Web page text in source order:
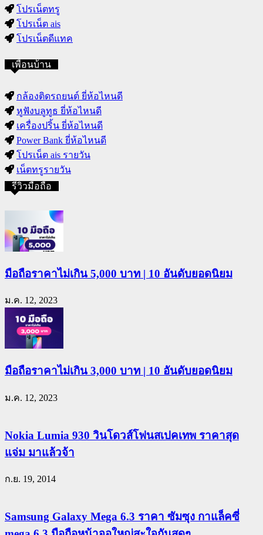
โปรเน็ตทรู
โปรเน็ต ais
โปรเน็ตดีแทค
เพื่อนบ้าน
กล้องติดรถยนต์ ยี่ห้อไหนดี
หูฟังบลูทูธ ยี่ห้อไหนดี
เครื่องปริ้น ยี่ห้อไหนดี
Power Bank ยี่ห้อไหนดี
โปรเน็ต ais รายวัน
เน็ตทรูรายวัน
รีวิวมือถือ
มือถือราคาไม่เกิน 5,000 บาท | 10 อันดับยอดนิยม
ม.ค. 12, 2023
มือถือราคาไม่เกิน 3,000 บาท | 10 อันดับยอดนิยม
ม.ค. 12, 2023
Nokia Lumia 930 วินโดวส์โฟนสเปคเทพ ราคาสุด
แจ่ม มาแล้วจ้า
ก.ย. 19, 2014
Samsung Galaxy Mega 6.3 ราคา ซัมซุง กาแล็คซี่